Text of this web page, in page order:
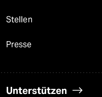
Stellen
Presse
Unterstützen